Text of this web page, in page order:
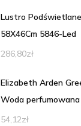
Lustro
58X46Cm 5846-Led
286,80zł
Elizabeth Arden
Woda
54,12zł